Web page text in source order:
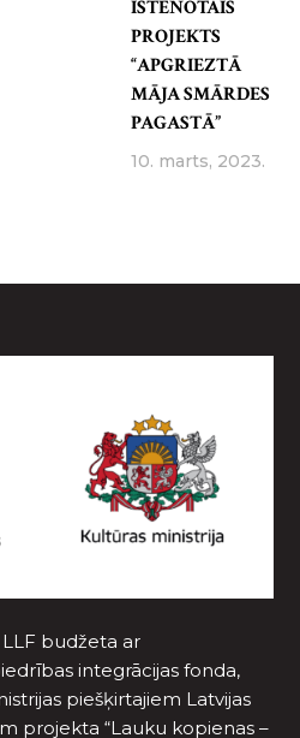
ĪSTENOTAIS
PROJEKTS
“APGRIEZTĀ
MĀJA SMĀRDES
PAGASTĀ”
10. marts, 2023.
budžeta ar
integrācijas fonda,
piešķirtajiem Latvijas
projekta “Lauku kopienas –